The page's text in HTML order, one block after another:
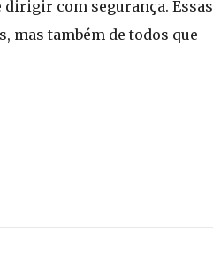
dirigir com segurança. Essas
mas também de todos que